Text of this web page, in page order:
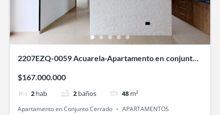
2207EZQ-0059 Acuarela-Apartamento en conjunto
$167.000.000
2 hab 2 baños 48 m²
Apartamento en Conjunto Cerrado APARTAMENTOS